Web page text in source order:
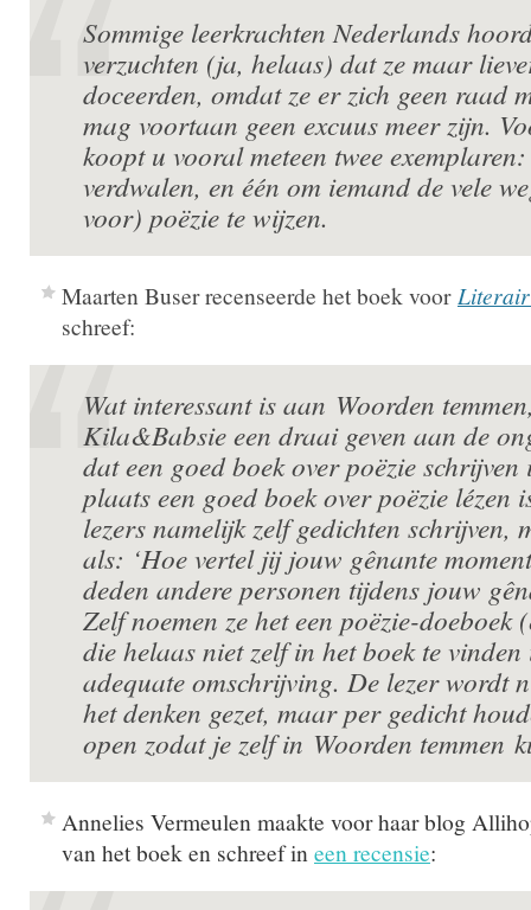
Sommige leerkrachten Nederlands
verzuchten (ja, helaas) dat ze maar
doceerden, omdat ze er zich geen raad
mag voortaan geen excuus meer zijn.
koopt u vooral meteen twee
verdwalen, en één om iemand de vele
voor) poëzie te wijzen.
Maarten Buser recenseerde het boek voor
schreef:
Wat interessant is aan Woorden temmen
Kila&Babsie een draai geven aan de
dat een goed boek over poëzie schrijven
plaats een goed boek over poëzie lézen
lezers namelijk zelf gedichten schrijven,
als: ‘Hoe vertel jij jouw gênante
deden andere personen tijdens jouw
Zelf noemen ze het een poëzie-doeboek
die helaas niet zelf in het boek te
adequate omschrijving. De lezer wordt
het denken gezet, maar per gedicht
open zodat je zelf in Woorden temmen
Annelies Vermeulen maakte voor haar blog
van het boek en schreef in een recensie: